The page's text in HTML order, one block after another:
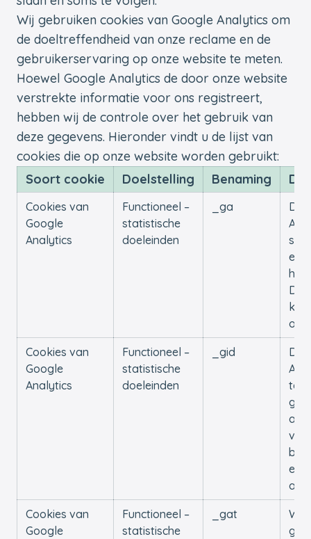
Wij gebruiken cookies van Google Analytics om
de doeltreffendheid van onze reclame en de
gebruikerservaring op onze website te meten.
Hoewel Google Analytics de door onze website
verstrekte informatie voor ons registreert,
hebben wij de controle over het gebruik van
deze gegevens. Hieronder vindt u de lijst van
cookies die op onze website worden gebruikt:
Soort cookie
Doelstelling Benaming
Cookies van
Google
Analytics
Functioneel –
statistische
doeleinden
_ga
en
De
om
Cookies van
Google
Analytics
Functioneel –
statistische
doeleinden
_gid
te
en
Cookies van
Google
Functioneel –
statistische
_gat